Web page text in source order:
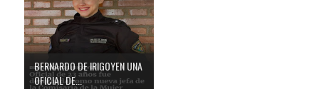
BERNARDO DE IRIGOYEN UNA
OFICIAL DE...